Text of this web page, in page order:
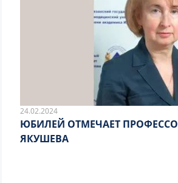
24.02.2024
ЮБИЛЕЙ ОТМЕЧАЕТ
ЯКУШЕВА